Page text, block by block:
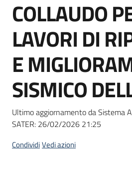
COLLAUDO
LAVORI DI
E
SISMICO
Ultimo aggiornamento da Sistema
SATER: 26/02/2026 21:25
CondividiVedi azioni